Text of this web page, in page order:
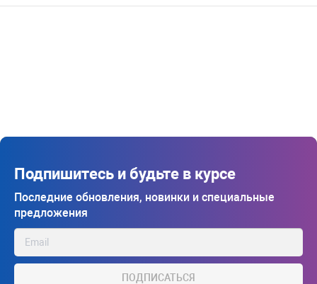
Подпишитесь и будьте в курсе
Последние обновления, новинки и специальные
предложения
ПОДПИСАТЬСЯ